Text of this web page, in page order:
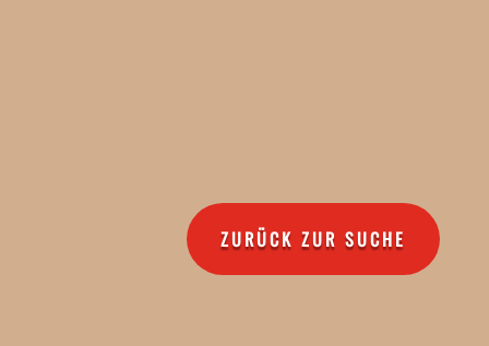
ZURÜCK ZUR SUCHE